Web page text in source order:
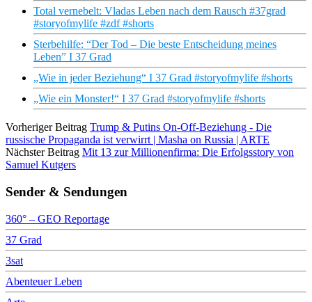
Total vernebelt: Vladas Leben nach dem Rausch #37grad
#storyofmylife #zdf #shorts
Sterbehilfe: “Der Tod – Die beste Entscheidung meines
Leben” I 37 Grad
„Wie in jeder Beziehung“ I 37 Grad #storyofmylife #shorts
„Wie ein Monster!“ I 37 Grad #storyofmylife #shorts
Vorheriger Beitrag Trump & Putins On-Off-Beziehung - Die
russische Propaganda ist verwirrt | Masha on Russia | ARTE
Nächster Beitrag Mit 13 zur Millionenfirma: Die Erfolgsstory von
Samuel Kutgers
Sender & Sendungen
360° – GEO Reportage
37 Grad
3sat
Abenteuer Leben